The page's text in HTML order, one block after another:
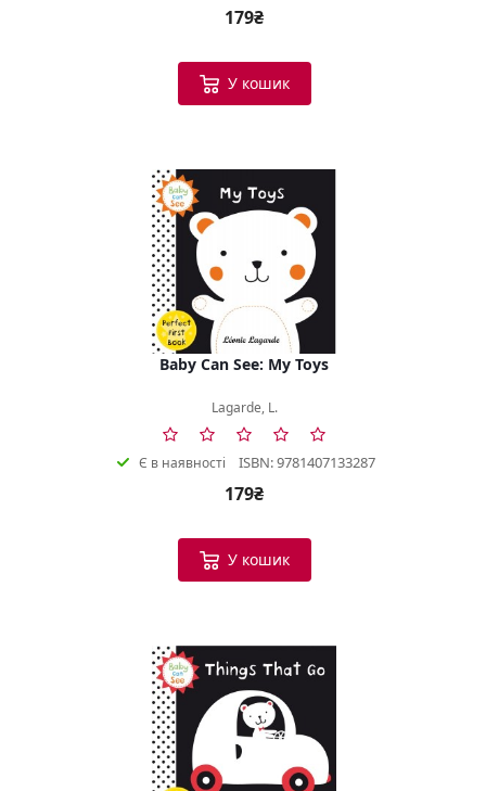
179₴
У кошик
Baby Can See: My Toys
Lagarde, L.
Є в наявності ISBN: 9781407133287
179₴
У кошик